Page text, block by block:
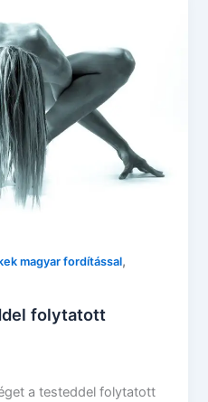
magyar fordítással,
folytatott
a testeddel folytatott